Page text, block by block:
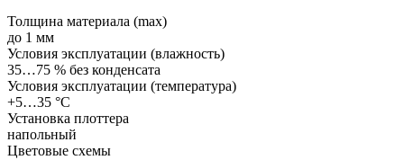
Толщина материала (max)
до 1 мм
Условия эксплуатации (влажность)
35…75 % без конденсата
Условия эксплуатации (температура)
+5…35 °С
Установка плоттера
напольный
Цветовые схемы